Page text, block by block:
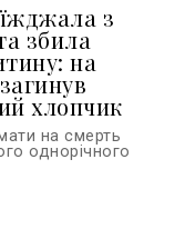
з
збила
на
хлопчик
на смерть
однорічного